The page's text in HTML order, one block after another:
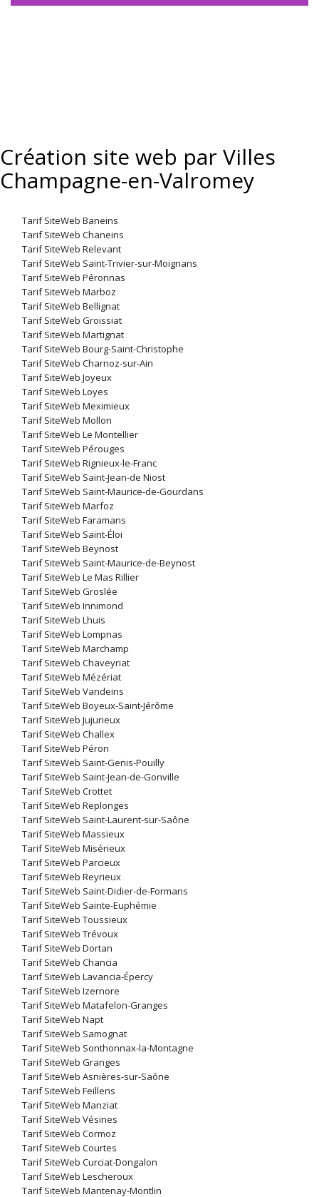
Création site web par Villes
Champagne-en-Valromey
Tarif SiteWeb Baneins
Tarif SiteWeb Chaneins
Tarif SiteWeb Relevant
Tarif SiteWeb Saint-Trivier-sur-Moignans
Tarif SiteWeb Péronnas
Tarif SiteWeb Marboz
Tarif SiteWeb Bellignat
Tarif SiteWeb Groissiat
Tarif SiteWeb Martignat
Tarif SiteWeb Bourg-Saint-Christophe
Tarif SiteWeb Charnoz-sur-Ain
Tarif SiteWeb Joyeux
Tarif SiteWeb Loyes
Tarif SiteWeb Meximieux
Tarif SiteWeb Mollon
Tarif SiteWeb Le Montellier
Tarif SiteWeb Pérouges
Tarif SiteWeb Rignieux-le-Franc
Tarif SiteWeb Saint-Jean-de Niost
Tarif SiteWeb Saint-Maurice-de-Gourdans
Tarif SiteWeb Marfoz
Tarif SiteWeb Faramans
Tarif SiteWeb Saint-Éloi
Tarif SiteWeb Beynost
Tarif SiteWeb Saint-Maurice-de-Beynost
Tarif SiteWeb Le Mas Rillier
Tarif SiteWeb Groslée
Tarif SiteWeb Innimond
Tarif SiteWeb Lhuis
Tarif SiteWeb Lompnas
Tarif SiteWeb Marchamp
Tarif SiteWeb Chaveyriat
Tarif SiteWeb Mézériat
Tarif SiteWeb Vandeins
Tarif SiteWeb Boyeux-Saint-Jérôme
Tarif SiteWeb Jujurieux
Tarif SiteWeb Challex
Tarif SiteWeb Péron
Tarif SiteWeb Saint-Genis-Pouilly
Tarif SiteWeb Saint-Jean-de-Gonville
Tarif SiteWeb Crottet
Tarif SiteWeb Replonges
Tarif SiteWeb Saint-Laurent-sur-Saône
Tarif SiteWeb Massieux
Tarif SiteWeb Misérieux
Tarif SiteWeb Parcieux
Tarif SiteWeb Reyrieux
Tarif SiteWeb Saint-Didier-de-Formans
Tarif SiteWeb Sainte-Euphémie
Tarif SiteWeb Toussieux
Tarif SiteWeb Trévoux
Tarif SiteWeb Dortan
Tarif SiteWeb Chancia
Tarif SiteWeb Lavancia-Épercy
Tarif SiteWeb Izernore
Tarif SiteWeb Matafelon-Granges
Tarif SiteWeb Napt
Tarif SiteWeb Samognat
Tarif SiteWeb Sonthonnax-la-Montagne
Tarif SiteWeb Granges
Tarif SiteWeb Asnières-sur-Saône
Tarif SiteWeb Feillens
Tarif SiteWeb Manziat
Tarif SiteWeb Vésines
Tarif SiteWeb Cormoz
Tarif SiteWeb Courtes
Tarif SiteWeb Curciat-Dongalon
Tarif SiteWeb Lescheroux
Tarif SiteWeb Mantenay-Montlin